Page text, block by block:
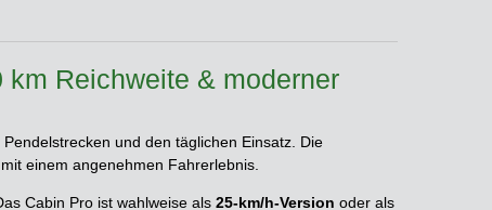
Reichweite & moderner
und den täglichen Einsatz. Die
einem angenehmen Fahrerlebnis.
Cabin Pro ist wahlweise als 25-km/h-Version oder als